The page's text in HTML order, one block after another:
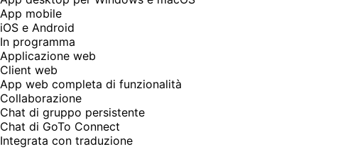
App mobile
iOS e Android
In programma
Applicazione web
Client web
App web completa di funzionalità
Collaborazione
Chat di gruppo persistente
Chat di GoTo Connect
Integrata con traduzione